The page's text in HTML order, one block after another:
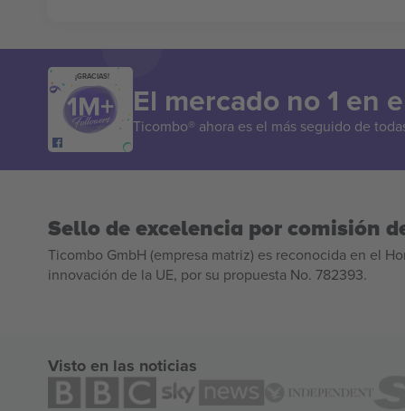
¡GRACIAS!
El mercado no 1 en
Ticombo® ahora es el más seguido de
Sello de excelencia por comisión
Ticombo GmbH (empresa matriz) es reconocida en el
innovación de la UE, por su propuesta No. 782393.
Visto en las noticias